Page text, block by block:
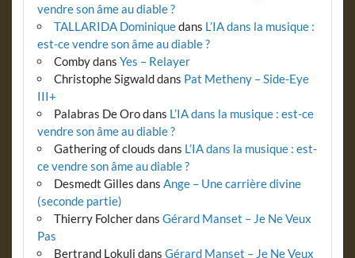
vendre son âme au diable ?
TALLARIDA Dominiquedans L’IA dans la musique :
est-ce vendre son âme au diable ?
Combydans Yes – Relayer
Christophe Sigwalddans Pat Metheny – Side-Eye
III+
Palabras De Orodans L’IA dans la musique : est-ce
vendre son âme au diable ?
Gathering of clouds dans L’IA dans la musique : est-
ce vendre son âme au diable ?
Desmedt Gilles dans Ange – Une carrière divine
(seconde partie)
Thierry Folcherdans Gérard Manset – Je Ne Veux
Pas
Bertrand Lokuli dans Gérard Manset – Je Ne Veux